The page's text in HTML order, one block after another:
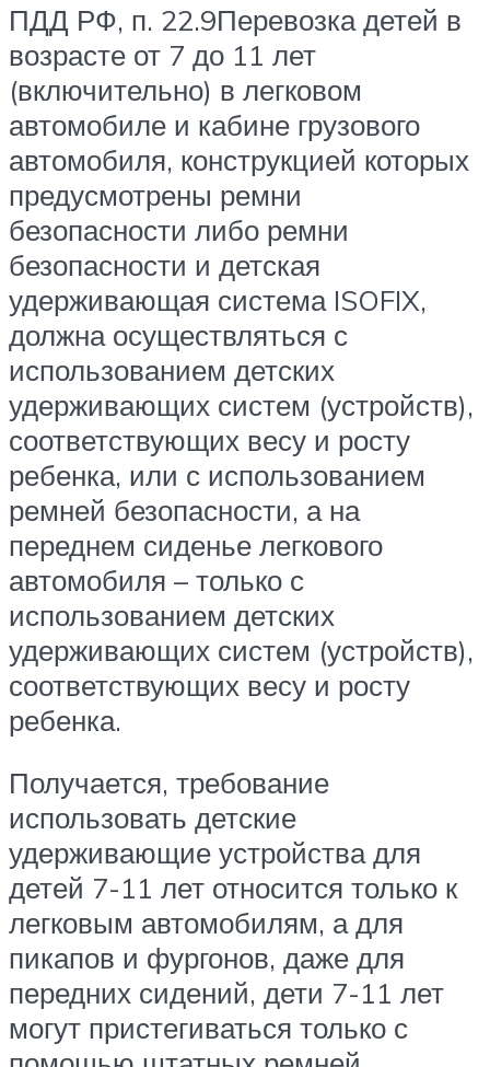
ПДД РФ, п. 22.9Перевозка детей в
возрасте от 7 до 11 лет
(включительно) в легковом
автомобиле и кабине грузового
автомобиля, конструкцией которых
предусмотрены ремни
безопасности либо ремни
безопасности и детская
удерживающая система ISOFIX,
должна осуществляться с
использованием детских
удерживающих систем (устройств),
соответствующих весу и росту
ребенка, или с использованием
ремней безопасности, а на
переднем сиденье легкового
автомобиля – только с
использованием детских
удерживающих систем (устройств),
соответствующих весу и росту
ребенка.
Получается, требование
использовать детские
удерживающие устройства для
детей 7-11 лет относится только к
легковым автомобилям, а для
пикапов и фургонов, даже для
передних сидений, дети 7-11 лет
могут пристегиваться только с